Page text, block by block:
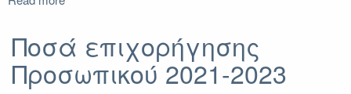
Mobility
2021-
Ποσά επιχορήγησης
Προσωπικού 2021-2023